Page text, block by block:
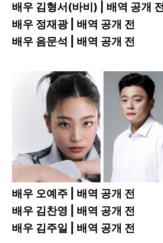
배우 김형서(바비) | 배역 공개 전
배우 정재광 | 배역 공개 전
배우 음문석
| 배역 공개 전
배우 오예주 | 배역 공개 전
배우 김찬영
| 배역 공개 전
배우 김주일 | 배역 공개 전